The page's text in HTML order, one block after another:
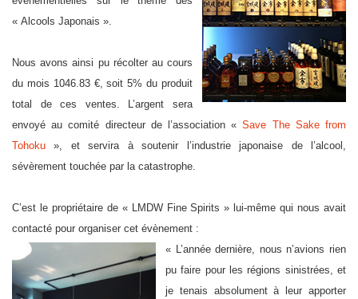
« Alcools Japonais ».
Nous avons ainsi pu récolter au cours
du mois 1046.83 €, soit 5% du produit
total de ces ventes. L’argent sera
envoyé au comité directeur de l’association «Save The Sake from
Tohoku », et servira à soutenir l’industrie japonaise de l’alcool,
sévèrement touchée par la catastrophe.
C’est le propriétaire de « LMDW Fine Spirits » lui-même qui nous avait
contacté pour organiser cet évènement :
« L’année dernière, nous n’avions rien
pu faire pour les régions sinistrées, et
je tenais absolument à leur apporter